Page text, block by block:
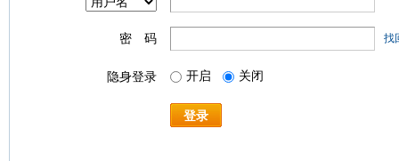
密 码 找
隐身登录 开启 关闭
登录